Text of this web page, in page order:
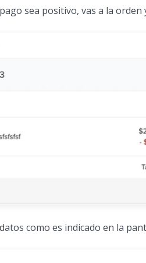
sea positivo, vas a la orden
como es indicado en la